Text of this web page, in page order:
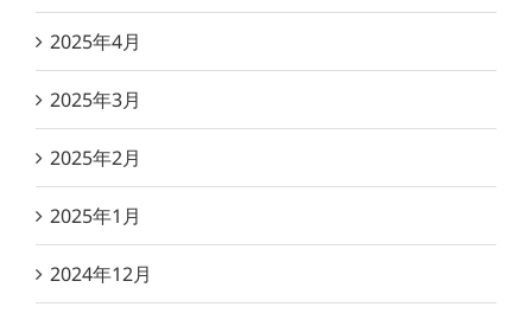
2025年4月
2025年3月
2025年2月
2025年1月
2024年12月